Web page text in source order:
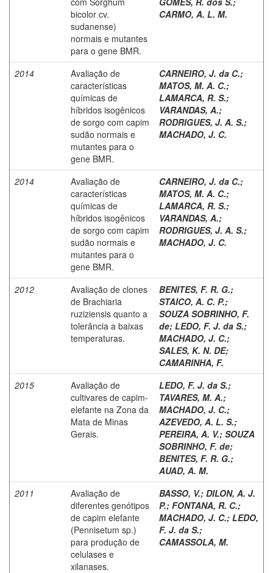
bicolor cv.
sudanense)
normais e mutantes
para o gene BMR.
CARMO, A. L. M.
2014
Avaliação de
características
químicas de
híbridos isogênicos
de sorgo com capim
sudão normais e
mutantes para o
gene BMR.
CARNEIRO, J. da C.;
MATOS, M. A. C.;
LAMARCA, R. S.;
VARANDAS, A.;
RODRIGUES, J. A. S.;
MACHADO, J. C.
2014
Avaliação de
características
químicas de
híbridos isogênicos
de sorgo com capim
sudão normais e
mutantes para o
gene BMR.
CARNEIRO, J. da C.;
MATOS, M. A. C.;
LAMARCA, R. S.;
VARANDAS, A.;
RODRIGUES, J. A. S.;
MACHADO, J. C.
2012
Avaliação de clones
de Brachiaria
ruziziensis quanto a
tolerância a baixas
temperaturas.
BENITES, F. R. G.;
STAICO, A. C. P.;
SOUZA SOBRINHO, F.
de; LEDO, F. J. da S.;
MACHADO, J. C.;
SALES, K. N. DE;
CAMARINHA, F.
2015
Avaliação de
cultivares de capim-
elefante na Zona da
Mata de Minas
Gerais.
LEDO, F. J. da S.;
TAVARES, M. A.;
MACHADO, J. C.;
AZEVEDO, A. L. S.;
PEREIRA, A. V.; SOUZA
SOBRINHO, F. de;
BENITES, F. R. G.;
AUAD, A. M.
2011
Avaliação de
diferentes genótipos
de capim elefante
(Pennisetum sp.)
para produção de
celulases e
xilanases.
BASSO, V.; DILON, A. J.
P.; FONTANA, R. C.;
MACHADO, J. C.; LEDO,
F. J. da S.;
CAMASSOLA, M.